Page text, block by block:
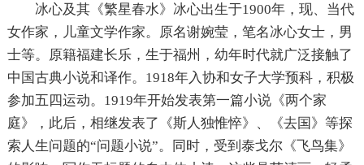
冰心及其《繁星春水》冰心出生于1900年，现、当代
女作家，儿童文学作家。原名谢婉莹，笔名冰心女士，男
士等。原籍福建长乐，生于福州，幼年时代就广泛接触了
中国古典小说和译作。1918年入协和女子大学预科，积极
参加五四运动。1919年开始发表第一篇小说《两个家
庭》，此后，相继发表了《斯人独惟悴》、《去国》等探
索人生问题的“问题小说”。同时，受到泰戈尔《飞鸟集》